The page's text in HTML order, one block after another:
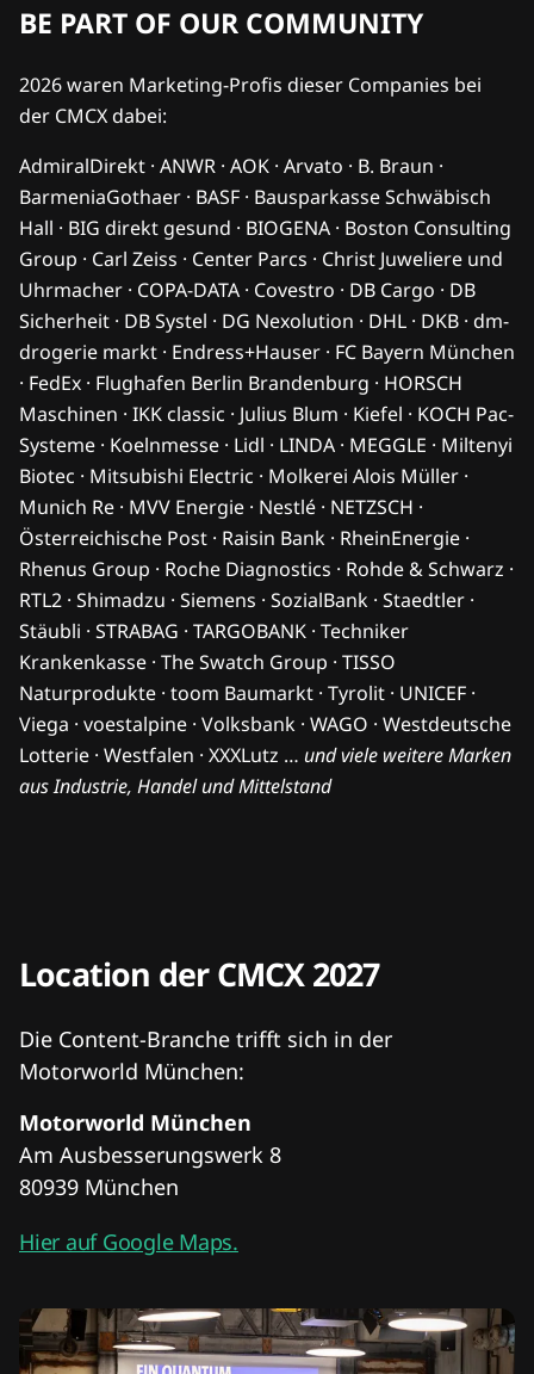
BE PART OF OUR COMMUNITY
2026 waren Marketing-Profis dieser Companies bei
der CMCX dabei:
AdmiralDirekt · ANWR · AOK · Arvato · B. Braun ·
BarmeniaGothaer · BASF · Bausparkasse Schwäbisch
Hall · BIG direkt gesund · BIOGENA · Boston Consulting
Group · Carl Zeiss · Center Parcs · Christ Juweliere und
Uhrmacher · COPA-DATA · Covestro · DB Cargo · DB
Sicherheit · DB Systel · DG Nexolution · DHL · DKB · dm-
drogerie markt · Endress+Hauser · FC Bayern München
· FedEx · Flughafen Berlin Brandenburg · HORSCH
Maschinen · IKK classic · Julius Blum · Kiefel · KOCH Pac-
Systeme · Koelnmesse · Lidl · LINDA · MEGGLE · Miltenyi
Biotec · Mitsubishi Electric · Molkerei Alois Müller ·
Munich Re · MVV Energie · Nestlé · NETZSCH ·
Österreichische Post · Raisin Bank · RheinEnergie ·
Rhenus Group · Roche Diagnostics · Rohde & Schwarz ·
RTL2 · Shimadzu · Siemens · SozialBank · Staedtler ·
Stäubli · STRABAG · TARGOBANK · Techniker
Krankenkasse · The Swatch Group · TISSO
Naturprodukte · toom Baumarkt · Tyrolit · UNICEF ·
Viega · voestalpine · Volksbank · WAGO · Westdeutsche
Lotterie · Westfalen · XXXLutz … und viele weitere Marken
aus Industrie, Handel und Mittelstand
Location der CMCX 2027
Die Content-Branche trifft sich in der
Motorworld München:
Motorworld München
Am Ausbesserungswerk 8
80939 München
Hier auf Google Maps.